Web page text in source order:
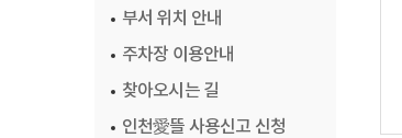
부서 위치 안내
주차장 이용안내
찾아오시는 길
인천愛뜰 사용신고 신청